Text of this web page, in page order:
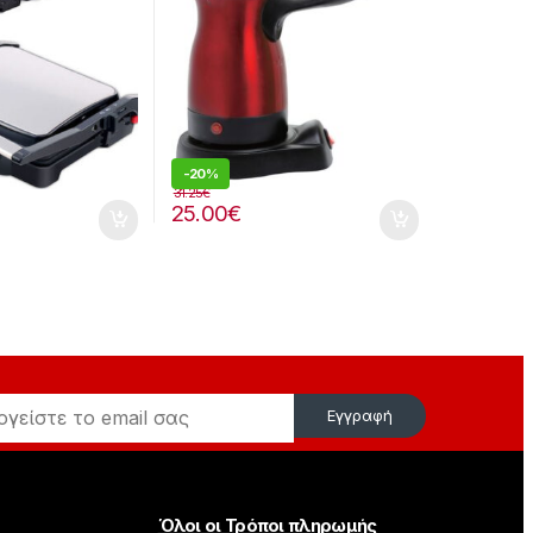
-20%
25.00€
31.25€
Εγγραφή
Όλοι οι Τρόποι πληρωμής